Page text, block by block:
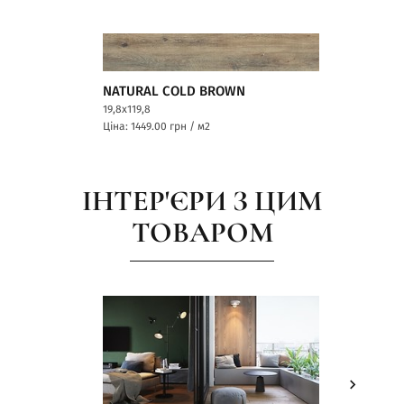
NATURAL COLD BROWN
19,8x119,8
Ціна: 1449.00 грн / м2
ІНТЕР'ЄРИ З ЦИМ
ТОВАРОМ